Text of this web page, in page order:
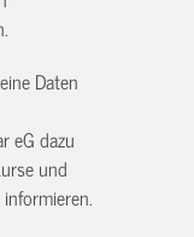
Daten
eG dazu
und